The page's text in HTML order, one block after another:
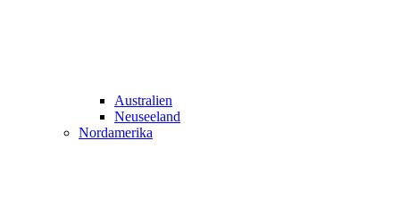
Australien
Neuseeland
Nordamerika